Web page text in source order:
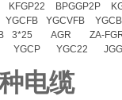
KFGP22 BPGGP2P
YGCFB YGCVFB
YGCB
3*25 AGR
ZA-
YGCP YGC22
电缆